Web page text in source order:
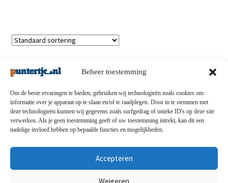
Beheer toestemming
Om de beste ervaringen te bieden, gebruiken wij technologieën zoals cookies om
informatie over je apparaat op te slaan en/of te raadplegen. Door in te stemmen met
deze technologieën kunnen wij gegevens zoals surfgedrag of unieke ID's op deze site
verwerken. Als je geen toestemming geeft of uw toestemming intrekt, kan dit een
nadelige invloed hebben op bepaalde functies en mogelijkheden.
Accepteren
Weigeren
Privacybeleid-Verzending en retouren-Algemene
voorwaarden-Disclaimert-Betaalmethoden-Over ons
Contact